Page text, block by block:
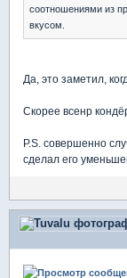
соотношениями из
вкусом.
Да, это заметил,
Скорее всенр
P.S. совершенно
сделал его